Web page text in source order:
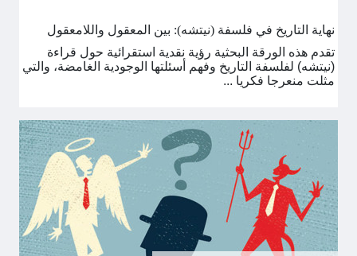
نهاية التاريخ في فلسفة (نيتشه): بين المعقول واللامعقول
تقدم هذه الورقة البحثية رؤية نقدية استقرائية حول قراءة
(نيتشه) لفلسفة التاريخ وفهم أسئلتها الوجودية الغامضة، والتي
مثلت منعرجا فكريا ...